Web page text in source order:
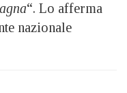
“. Lo afferma
nazionale